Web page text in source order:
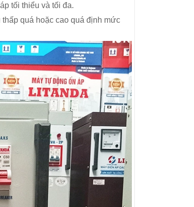
tối thiểu và tối đa.
quá hoặc cao quá định mức